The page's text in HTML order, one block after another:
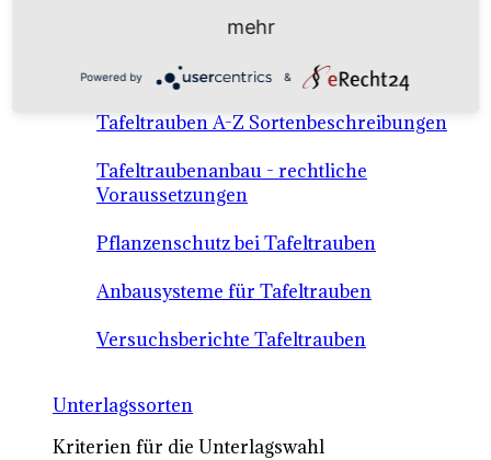
Tafeltrauben A-Z Sortenbeschreibungen
Tafeltraubenanbau - rechtliche
Voraussetzungen
Pflanzenschutz bei Tafeltrauben
Anbausysteme für Tafeltrauben
Versuchsberichte Tafeltrauben
Unterlagssorten
Kriterien für die Unterlagswahl
mehr
Powered by &